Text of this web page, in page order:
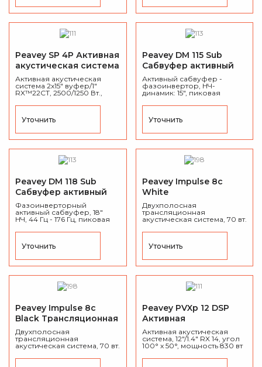
Peavey SP 4P Активная
акустическая система
Активная акустическая
система 2x15" вуфер/1"
RX™22CT, 2500/1250 Вт.,
раскрытия: 100° x 50°, 57 Гц -
граница при -10 дБ ),
Уточнить
Peavey DM 115 Sub
Сабвуфер активный
Активный сабвуфер -
фазоинвертор, НЧ-
динамик: 15", пиковая
Вт, SPL: 127 дБ (1м, пик), МДФ,
Уточнить
Peavey DM 118 Sub
Сабвуфер активный
Фазоинверторный
активный сабвуфер, 18"
НЧ, 44 Гц - 176 Гц, пиковая
Вт, SPL: 125 дБ (1м, пик), МДФ,
Уточнить
Peavey Impulse 8c
White
Трансляционная
акустическая система
Двухполосная
трансляционная
акустическая система, 70 вт.
20Вт, 10Вт, 5Вт), IP44, 50 Гц -
крепление в комплекте.
Уточнить
Peavey Impulse 8c
Black Трансляционная
акустическая система
Двухполосная
трансляционная
акустическая система, 70 вт.
20Вт, 10Вт, 5Вт), IP44, 50 Гц -
Peavey PVXp 12 DSP
Активная
акустическая система
Активная акустическая
система, 12"/1.4" RX 14, угол
100° x 50°, мощность 830 вт
SPL: 128 дБ, DSP